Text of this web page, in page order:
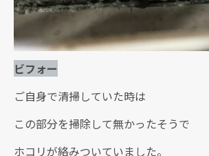
ビフォー
ご自身で清掃していた時は
この部分を掃除して無かったそうで
ホコリが絡みついていました。